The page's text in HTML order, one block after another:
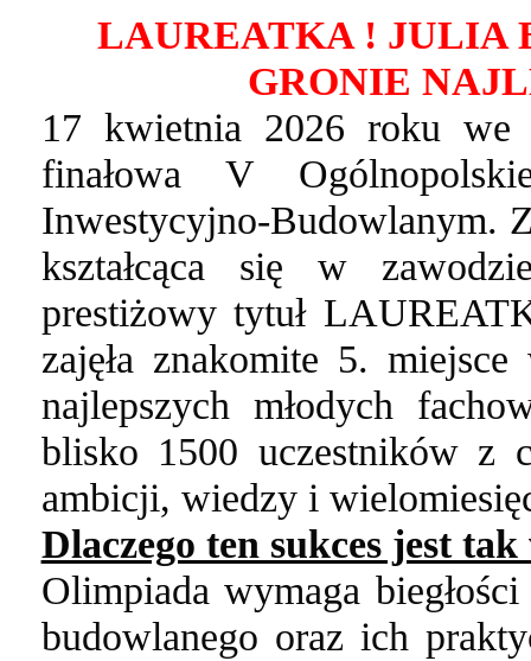
LAUREATKA ! JULIA
GRONIE
17 kwietnia 2026 roku we
finałowa V
Inwestycyjno-Budowlanym.
kształcąca się w
prestiżowy tytuł
zajęła znakomite 5.
najlepszych młodych
blisko 1500 uczestników z
ambicji, wiedzy i
Dlaczego ten sukces jest
Olimpiada wymaga
budowlanego oraz ich